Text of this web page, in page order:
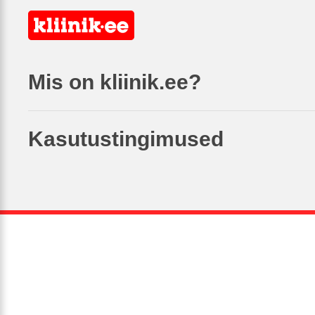
Mis on kliinik.ee?
Kasutustingimused